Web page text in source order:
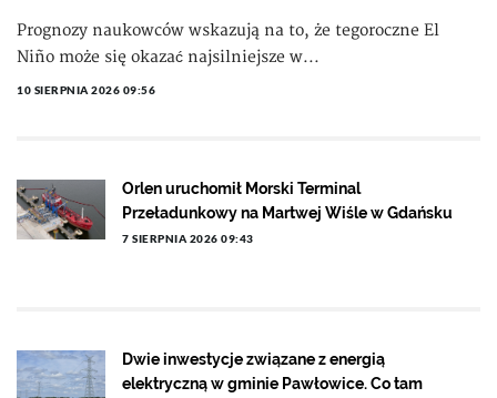
Prognozy naukowców wskazują na to, że tegoroczne El
Niño może się okazać najsilniejsze w...
10 SIERPNIA 2026 09:56
Orlen uruchomił Morski Terminal
Przeładunkowy na Martwej Wiśle w Gdańsku
7 SIERPNIA 2026 09:43
Dwie inwestycje związane z energią
elektryczną w gminie Pawłowice. Co tam